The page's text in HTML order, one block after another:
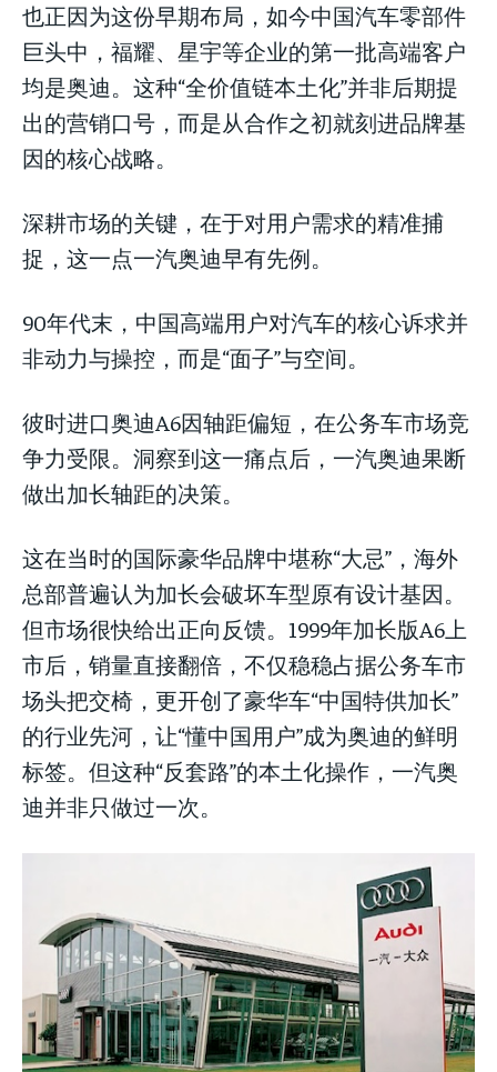
也正因为这份早期布局，如今中国汽车零部件
巨头中，福耀、星宇等企业的第一批高端客户
均是奥迪。这种“全价值链本土化”并非后期提
出的营销口号，而是从合作之初就刻进品牌基
因的核心战略。
深耕市场的关键，在于对用户需求的精准捕
捉，这一点一汽奥迪早有先例。
90年代末，中国高端用户对汽车的核心诉求并
非动力与操控，而是“面子”与空间。
彼时进口奥迪A6因轴距偏短，在公务车市场竞
争力受限。洞察到这一痛点后，一汽奥迪果断
做出加长轴距的决策。
这在当时的国际豪华品牌中堪称“大忌”，海外
总部普遍认为加长会破坏车型原有设计基因。
但市场很快给出正向反馈。1999年加长版A6上
市后，销量直接翻倍，不仅稳稳占据公务车市
场头把交椅，更开创了豪华车“中国特供加长”
的行业先河，让“懂中国用户”成为奥迪的鲜明
标签。但这种“反套路”的本土化操作，一汽奥
迪并非只做过一次。